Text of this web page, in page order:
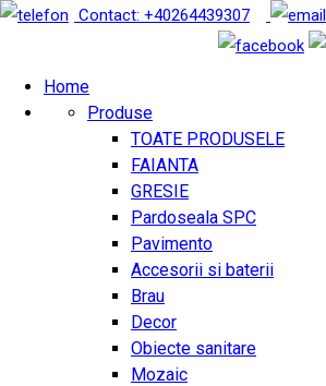
Contact: +40264439307
Home
Produse
TOATE PRODUSELE
FAIANTA
GRESIE
Pardoseala SPC
Pavimento
Accesorii si baterii
Brau
Decor
Obiecte sanitare
Mozaic